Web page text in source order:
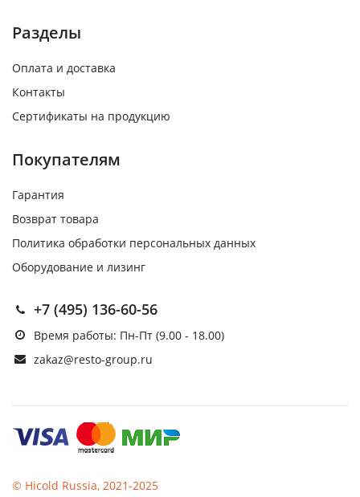
Разделы
Оплата и доставка
Контакты
Сертификаты на продукцию
Покупателям
Гарантия
Возврат товара
Политика обработки персональных данных
Оборудование и лизинг
+7 (495) 136-60-56
Время работы: Пн-Пт (9.00 - 18.00)
zakaz@resto-group.ru
© Hicold Russia, 2021-2025